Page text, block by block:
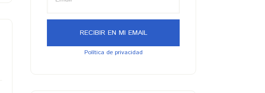
Política de privacidad